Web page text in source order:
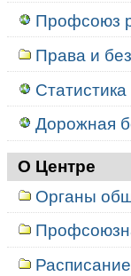
Профсоюз
Права и
Дорожная
О Центре
Органы